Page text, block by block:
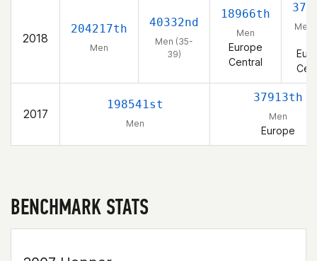
2018
204217th
Men
40332nd
Men (35-
39)
18966th
Men
Europe
Central
Men
2017
198541st
Men
37913th
Men
Europe
BENCHMARK STATS